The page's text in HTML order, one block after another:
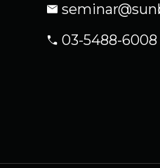
03-5488-6008